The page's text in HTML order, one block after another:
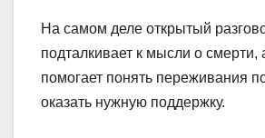
На самом деле открытый
подталкивает к мысли о
помогает понять переживания
оказать нужную поддержку.